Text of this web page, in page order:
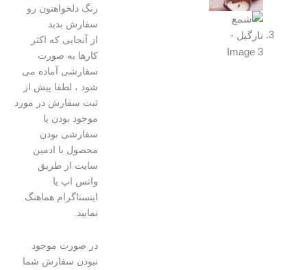
رنگ دلخواهتون رو
سفارش بدید
از آنجایی که اکثر
کارها به صورت
سفارشی آماده می
شود ، لطفا پیش از
ثبت سفارش در مورد
موجود بودن یا
سفارشی بودن
محصول با ادمین
سایت از طریق
واتس اپ یا
اینستاگرام هماهنگ
نمایید.
در صورت موجود
نبودن سفارش شما